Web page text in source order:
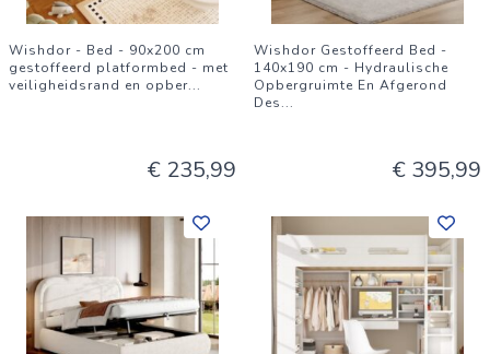
Wishdor - Bed - 90x200 cm
gestoffeerd platformbed - met
veiligheidsrand en opber...
€ 235,99
Wishdor Gestoffeerd Bed -
140x190 cm - Hydraulische
Opbergruimte En Afgerond
Des...
€ 395,99